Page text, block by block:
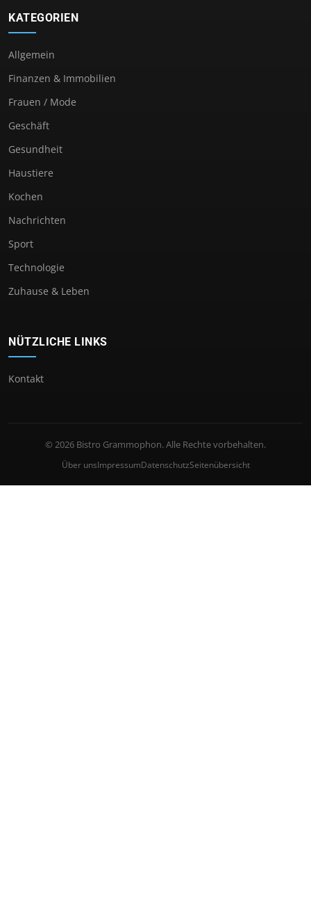
KATEGORIEN
Allgemein
Finanzen & Immobilien
Frauen / Mode
Geschäft
Gesundheit
Haustiere
Kochen
Nachrichten
Sport
Technologie
Zuhause & Leben
NÜTZLICHE LINKS
Kontakt
© 2026 Bistro Grammophon. Alle Rechte vorbehalten.
Über unsImpressumDatenschutzSeitenübersicht